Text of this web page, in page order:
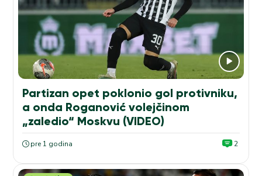
Partizan opet poklonio gol protivniku,
a onda Roganović volejčinom
„zaledio“ Moskvu (VIDEO)
pre 1 godina 2